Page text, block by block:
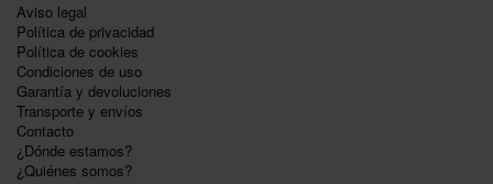
Aviso legal
Política de privacidad
Polí­tica de cookies
Condiciones de uso
Garantí­a y devoluciones
Transporte y envíos
Contacto
¿Dónde estamos?
¿Quiénes somos?